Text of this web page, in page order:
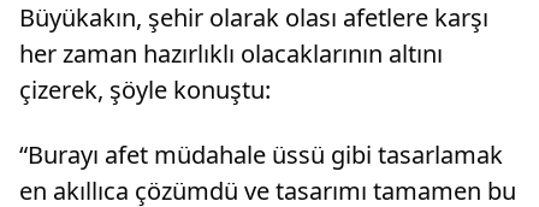
Büyükakın, şehir olarak olası afetlere karşı
her zaman hazırlıklı olacaklarının altını
çizerek, şöyle konuştu:
“Burayı afet müdahale üssü gibi tasarlamak
en akıllıca çözümdü ve tasarımı tamamen bu